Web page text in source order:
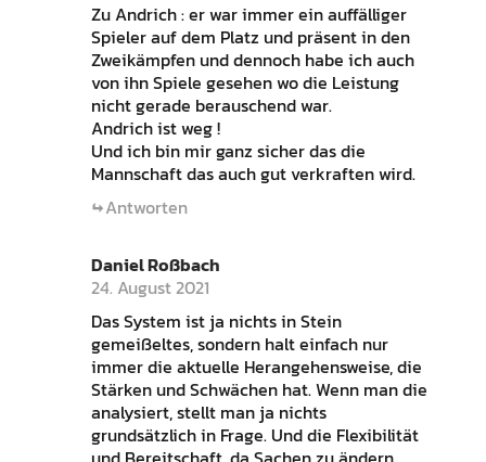
Zu Andrich : er war immer ein auffälliger
Spieler auf dem Platz und präsent in den
Zweikämpfen und dennoch habe ich auch
von ihn Spiele gesehen wo die Leistung
nicht gerade berauschend war.
Andrich ist weg !
Und ich bin mir ganz sicher das die
Mannschaft das auch gut verkraften wird.
Antworten
Daniel Roßbach
24. August 2021
Das System ist ja nichts in Stein
gemeißeltes, sondern halt einfach nur
immer die aktuelle Herangehensweise, die
Stärken und Schwächen hat. Wenn man die
analysiert, stellt man ja nichts
grundsätzlich in Frage. Und die Flexibilität